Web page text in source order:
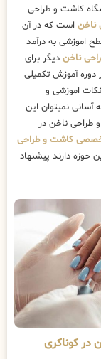
کاشت و طراحی
ناخن است که در آن
اموزشی به درآمد
ناخن دیگر برای
آموزش تکمیلی
اموزشی و
نمیتوان این
طراحی ناخن در
کاشت و طراحی
کار در این حوزه دارند پیشنهاد
کوناکری